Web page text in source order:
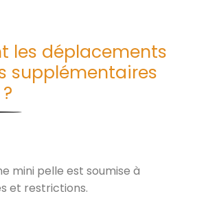
les déplacements
supplémentaires
mini pelle est soumise à
et restrictions.